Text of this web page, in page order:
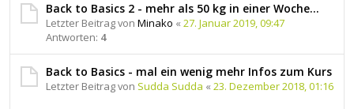
Back to Basics 2 - mehr als 50 kg in einer Woche...
Letzter Beitrag von Minako « 27. Januar 2019, 09:47
Antworten: 4
Back to Basics - mal ein wenig mehr Infos zum Kurs
Letzter Beitrag von Sudda Sudda « 23. Dezember 2018, 01:16